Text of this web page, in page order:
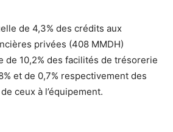
de 4,3% des crédits aux
privées (408 MMDH)
de 10,2% des facilités de trésorerie
et de 0,7% respectivement des
ceux à l’équipement.